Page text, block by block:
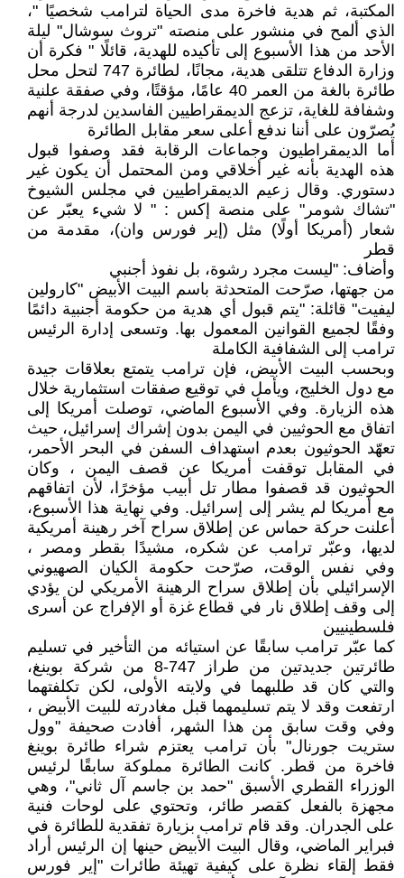
المكتبة، ثم هدية فاخرة مدى الحياة لترامب شخصيًا "،
الذي ألمح في منشور على منصته "تروث سوشال" ليلة
الأحد من هذا الأسبوع إلى تأكيده للهدية، قائلًا " فكرة أن
وزارة الدفاع تتلقى هدية، مجانًا، لطائرة 747 لتحل محل
طائرة بالغة من العمر 40 عامًا، مؤقتًا، وفي صفقة علنية
وشفافة للغاية، تزعج الديمقراطيين الفاسدين لدرجة أنهم
يُصرّون على أننا ندفع أعلى سعر مقابل الطائرة
أما الديمقراطيون وجماعات الرقابة فقد وصفوا قبول
هذه الهدية بأنه غير أخلاقي ومن المحتمل أن يكون غير
دستوري. وقال زعيم الديمقراطيين في مجلس الشيوخ
"تشاك شومر" على منصة إكس : " لا شيء يعبّر عن
شعار (أمريكا أولًا) مثل (إير فورس وان)، مقدمة من
قطر
وأضاف: "ليست مجرد رشوة، بل نفوذ أجنبي
من جهتها، صرّحت المتحدثة باسم البيت الأبيض "كارولين
ليفيت" قائلة: "يتم قبول أي هدية من حكومة أجنبية دائمًا
وفقًا لجميع القوانين المعمول بها. وتسعى إدارة الرئيس
ترامب إلى الشفافية الكاملة
وبحسب البيت الأبيض، فإن ترامب يتمتع بعلاقات جيدة
مع دول الخليج، ويأمل في توقيع صفقات استثمارية خلال
هذه الزيارة. وفي الأسبوع الماضي، توصلت أمريكا إلى
اتفاق مع الحوثيين في اليمن بدون إشراك إسرائيل، حيث
تعهّد الحوثيون بعدم استهداف السفن في البحر الأحمر،
في المقابل توقفت أمريكا عن قصف اليمن ، وكان
الحوثيون قد قصفوا مطار تل أبيب مؤخرًا، لأن اتفاقهم
مع أمريكا لم يشر إلى إسرائيل. وفي نهاية هذا الأسبوع،
أعلنت حركة حماس عن إطلاق سراح آخر رهينة أمريكية
لديها، وعبّر ترامب عن شكره، مشيدًا بقطر ومصر ،
وفي نفس الوقت، صرّحت حكومة الكيان الصهيوني
الإسرائيلي بأن إطلاق سراح الرهينة الأمريكي لن يؤدي
إلى وقف إطلاق نار في قطاع غزة أو الإفراج عن أسرى
فلسطينيين
كما عبّر ترامب سابقًا عن استيائه من التأخير في تسليم
طائرتين جديدتين من طراز 747-8 من شركة بوينغ،
والتي كان قد طلبهما في ولايته الأولى، لكن تكلفتهما
ارتفعت وقد لا يتم تسليمهما قبل مغادرته للبيت الأبيض ،
وفي وقت سابق من هذا الشهر، أفادت صحيفة "وول
ستريت جورنال" بأن ترامب يعتزم شراء طائرة بوينغ
فاخرة من قطر. كانت الطائرة مملوكة سابقًا لرئيس
الوزراء القطري الأسبق "حمد بن جاسم آل ثاني"، وهي
مجهزة بالفعل كقصر طائر، وتحتوي على لوحات فنية
على الجدران. وقد قام ترامب بزيارة تفقدية للطائرة في
فبراير الماضي، وقال البيت الأبيض حينها إن الرئيس أراد
فقط إلقاء نظرة على كيفية تهيئة طائرات "إير فورس